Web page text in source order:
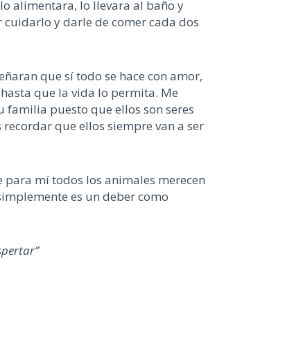
alimentara, lo llevara al baño y
y darle de comer cada dos
que sí todo se hace con amor,
que la vida lo permita. Me
puesto que ellos son seres
que ellos siempre van a ser
mí todos los animales merecen
es un deber como